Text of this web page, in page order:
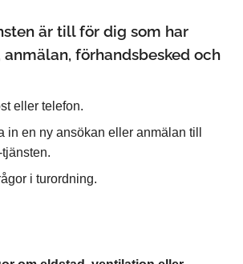
är till för dig som har
förhandsbesked och
eller telefon.
in en ny ansökan eller anmälan till
i turordning.